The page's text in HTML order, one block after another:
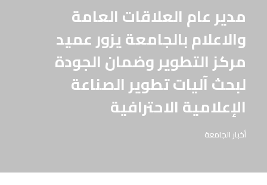
مدير عام العلاقات العامة
والاعلام بالجامعة يزور عميد
مركز التطوير وضمان الجودة
لبحث آليات تطوير الصناعة
الإعلامية الاحترافية
أخبار الجامعة